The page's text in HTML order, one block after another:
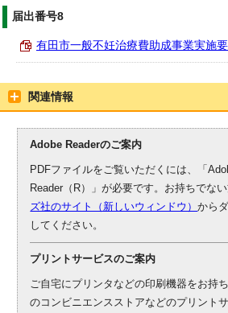
届出番号8
有田市一般不妊治療費助成事業実施
関連情報
Adobe Readerのご案内
PDFファイルをご覧いただくには、「
Reader（R）」が必要です。お持ちでな
ズ社のサイト（新しいウィンドウ）から
してください。
プリントサービスのご案内
ご自宅にプリンタなどの印刷機器をお持
のコンビニエンスストアなどのプリント